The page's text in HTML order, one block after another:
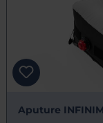
Aputure